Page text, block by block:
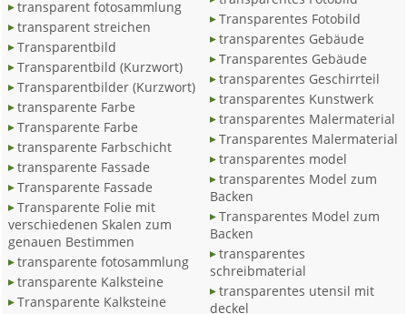
transparent fotosammlung
transparent streichen
Transparentbild
Transparentbild (Kurzwort)
Transparentbilder (Kurzwort)
transparente Farbe
Transparente Farbe
transparente Farbschicht
transparente Fassade
Transparente Fassade
Transparente Folie mit
verschiedenen Skalen zum
genauen Bestimmen
transparente fotosammlung
transparente Kalksteine
Transparente Kalksteine
Transparentes Fotobild
transparentes Gebäude
Transparentes Gebäude
transparentes Geschirrteil
transparentes Kunstwerk
transparentes Malermaterial
Transparentes Malermaterial
transparentes model
transparentes Model zum
Backen
Transparentes Model zum
Backen
transparentes
schreibmaterial
transparentes utensil mit
deckel